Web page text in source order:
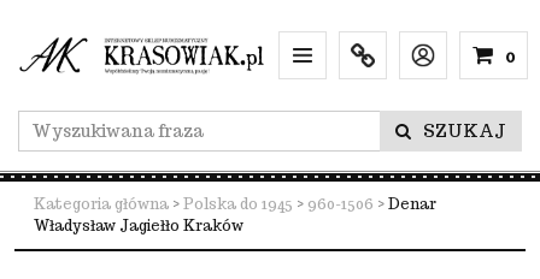
Menu Info Lang
SZUKAJ
0
Kategoria główna > Polska do 1945 > 960-1506 > Denar
Władysław Jagiełło Kraków